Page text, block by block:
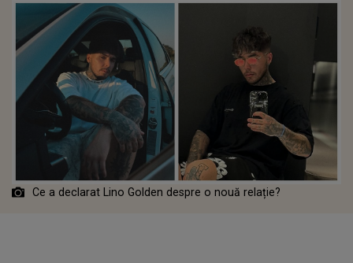
Ce a declarat Lino Golden despre o nouă relație?